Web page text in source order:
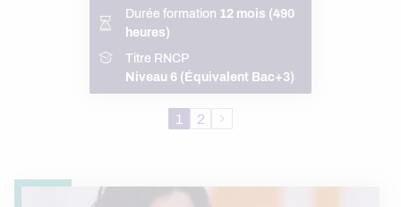
Durée formation 12 mois (490
heures)
Titre RNCP
Niveau 6 (Équivalent Bac+3)
1 2